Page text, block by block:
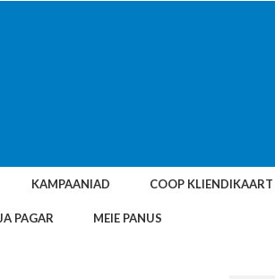
KAMPAANIAD COOP KLIENDIKAART
PAGAR MEIE PANUS